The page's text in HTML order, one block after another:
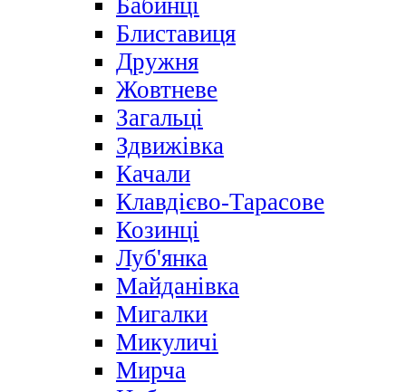
Бабинці
Блиставиця
Дружня
Жовтневе
Загальці
Здвижівка
Качали
Клавдієво-Тарасове
Козинці
Луб'янка
Майданівка
Мигалки
Микуличі
Мирча